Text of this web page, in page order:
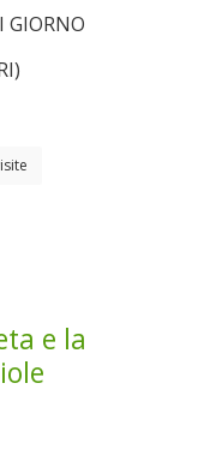
GIORNO
e la